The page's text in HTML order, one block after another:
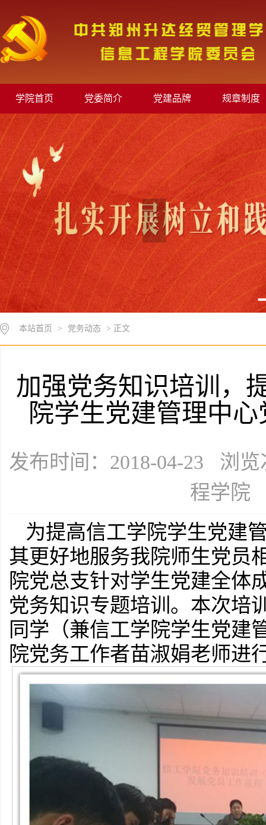
学院首页 党委简介 党建品牌 规章制度
本站首页 > 党务动态 > 正文
加强党务知识培训
院学生党建管理中
发布时间：2018-04-23 浏览
程学院
为提高信工学院学生党建
其更好地服务我院师生党员
院党总支针对学生党建全体
党务知识专题培训。本次培
同学（兼信工学院学生党建
院党务工作者苗淑娟老师进